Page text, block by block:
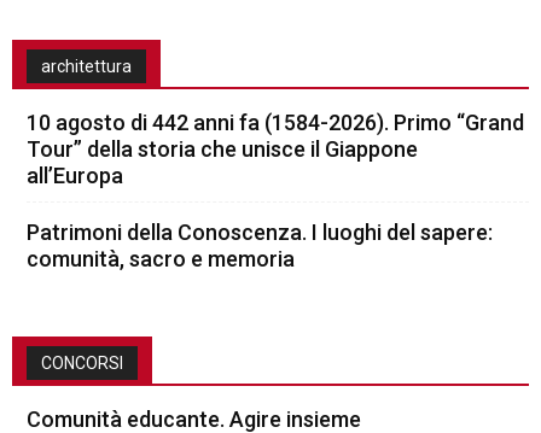
architettura
10 agosto di 442 anni fa (1584-2026). Primo “Grand
Tour” della storia che unisce il Giappone
all’Europa
Patrimoni della Conoscenza. I luoghi del sapere:
comunità, sacro e memoria
CONCORSI
Comunità educante. Agire insieme